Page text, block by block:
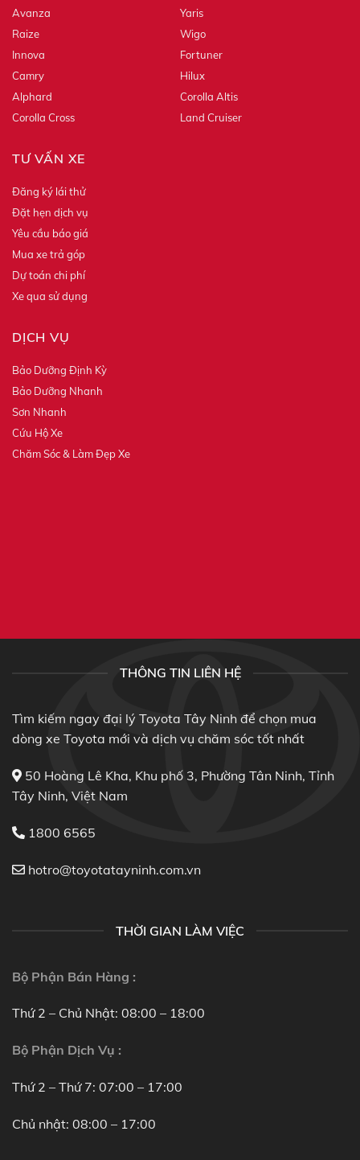
Avanza
Yaris
Raize
Wigo
Innova
Fortuner
Camry
Hilux
Alphard
Corolla Altis
Corolla Cross
Land Cruiser
TƯ VẤN XE
Đăng ký lái thử
Đặt hẹn dịch vụ
Yêu cầu báo giá
Mua xe trả góp
Dự toán chi phí
Xe qua sử dụng
DỊCH VỤ
Bảo Dưỡng Định Kỳ
Bảo Dưỡng Nhanh
Sơn Nhanh
Cứu Hộ Xe
Chăm Sóc & Làm Đẹp Xe
THÔNG TIN LIÊN HỆ
Tìm kiếm ngay đại lý Toyota Tây Ninh để chọn mua
dòng xe Toyota mới và dịch vụ chăm sóc tốt nhất
50 Hoàng Lê Kha, Khu phố 3, Phường Tân Ninh, Tỉnh
Tây Ninh, Việt Nam
1800 6565
hotro@toyotatayninh.com.vn
THỜI GIAN LÀM VIỆC
Bộ Phận Bán Hàng :
Thứ 2 – Chủ Nhật: 08:00 – 18:00
Bộ Phận Dịch Vụ :
Thứ 2 – Thứ 7: 07:00 – 17:00
Chủ nhật: 08:00 – 17:00